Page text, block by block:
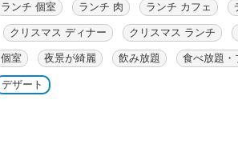
ランチ 個室 ランチ 肉 ランチ カフェ
クリスマス ディナー クリスマス ランチ
個室 夜景が綺麗 飲み放題 食べ放題・
デザート